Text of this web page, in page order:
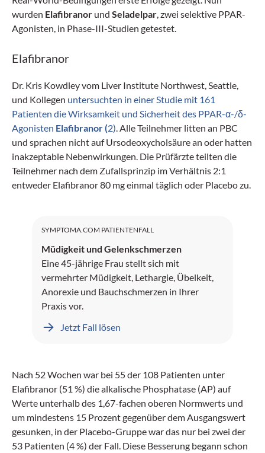
wurden Elafibranor und Seladelpar , zwei selektive PPAR-
Agonisten, in Phase-III-Studien getestet.
Elafibranor
Dr. Kris Kowdley vom Liver Institute Northwest, Seattle,
und Kollegen untersuchten in einer Studie mit 161
Patienten die Wirksamkeit und Sicherheit des PPAR-α-/δ-
Agonisten Elafibranor (2) . Alle Teilnehmer litten an PBC
und sprachen nicht auf Ursodeoxycholsäure an oder hatten
inakzeptable Nebenwirkungen. Die Prüfärzte teilten die
Teilnehmer nach dem Zufallsprinzip im Verhältnis 2:1
entweder Elafibranor 80 mg einmal täglich oder Placebo zu.
SYMPTOMA.COM PATIENTENFALL
Müdigkeit und Gelenkschmerzen
Eine 45-jährige Frau stellt sich mit
vermehrter Müdigkeit, Lethargie, Übelkeit,
Anorexie und Bauchschmerzen in Ihrer
Praxis vor.
Jetzt Fall lösen
Nach 52 Wochen war bei 55 der 108 Patienten unter
Elafibranor (51 %) die alkalische Phosphatase (AP) auf
Werte unterhalb des 1,67-fachen oberen Normwerts und
um mindestens 15 Prozent gegenüber dem Ausgangswert
gesunken, in der Placebo-Gruppe war das nur bei zwei der
53 Patienten (4 %) der Fall. Diese Besserung begann schon